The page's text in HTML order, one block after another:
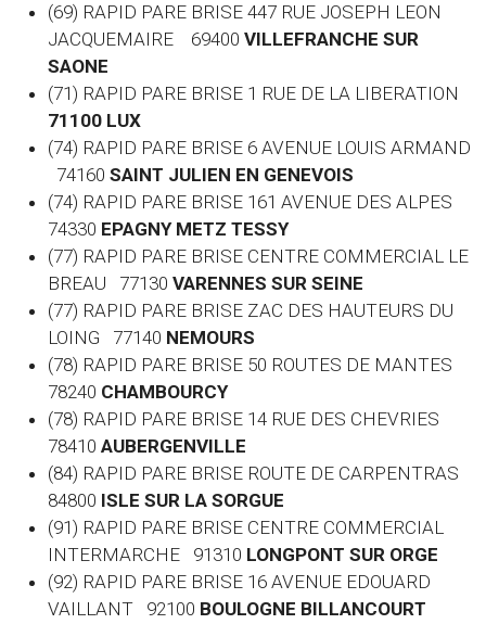
(69) RAPID PARE BRISE 447 RUE JOSEPH LEON
JACQUEMAIRE 69400 VILLEFRANCHE SUR
SAONE
(71) RAPID PARE BRISE 1 RUE DE LA LIBERATION
71100 LUX
(74) RAPID PARE BRISE 6 AVENUE LOUIS ARMAND
74160 SAINT JULIEN EN GENEVOIS
(74) RAPID PARE BRISE 161 AVENUE DES ALPES
74330 EPAGNY METZ TESSY
(77) RAPID PARE BRISE CENTRE COMMERCIAL LE
BREAU 77130 VARENNES SUR SEINE
(77) RAPID PARE BRISE ZAC DES HAUTEURS DU
LOING 77140 NEMOURS
(78) RAPID PARE BRISE 50 ROUTES DE MANTES
78240 CHAMBOURCY
(78) RAPID PARE BRISE 14 RUE DES CHEVRIES
78410 AUBERGENVILLE
(84) RAPID PARE BRISE ROUTE DE CARPENTRAS
84800 ISLE SUR LA SORGUE
(91) RAPID PARE BRISE CENTRE COMMERCIAL
INTERMARCHE 91310 LONGPONT SUR ORGE
(92) RAPID PARE BRISE 16 AVENUE EDOUARD
VAILLANT 92100 BOULOGNE BILLANCOURT